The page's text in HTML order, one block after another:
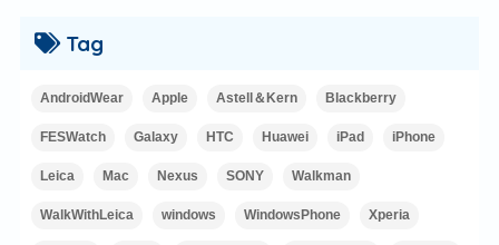
Tag
AndroidWear Apple Astell＆Kern Blackberry
FESWatch Galaxy HTC Huawei iPad iPhone
Leica Mac Nexus SONY Walkman
WalkWithLeica windows WindowsPhone Xperia